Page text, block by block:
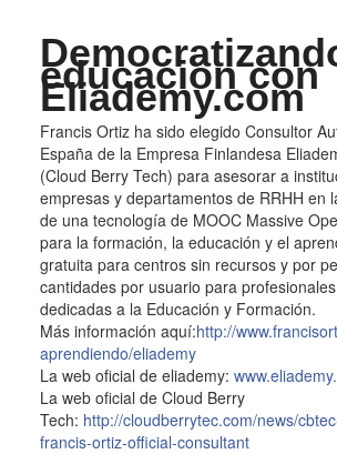
educación con
Eliademy.com
Francis Ortiz ha sido elegido Consultor
España de la Empresa Finlandesa
(Cloud Berry Tech) para asesorar a
empresas y departamentos de RRHH en
de una tecnología de MOOC Massive
para la formación, la educación y el
gratuita para centros sin recursos y por
cantidades por usuario para
dedicadas a la Educación y Formación.
Más información aquí:http://
aprendiendo/eliademy
La web oficial de eliademy:
La web oficial de Cloud Berry
Tech: http://cloudberrytec.com/news/
francis-ortiz-official-consultant